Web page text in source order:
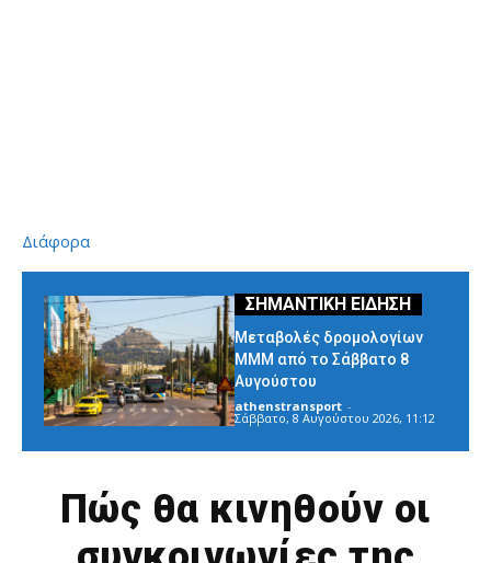
Διάφορα
Μεταβολές δρομολογίων
ΜΜΜ από το Σάββατο 8
Αυγούστου
athenstransport -
Σάββατο, 8 Αυγούστου 2026, 11:12
Πώς θα κινηθούν οι